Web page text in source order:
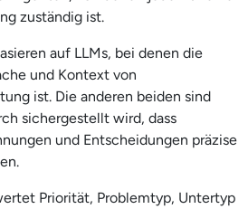
zuständig ist.
auf LLMs, bei denen die
und Kontext von
ist. Die anderen beiden sind
sichergestellt wird, dass
und Entscheidungen präzise
Priorität, Problemtyp, Untertyp